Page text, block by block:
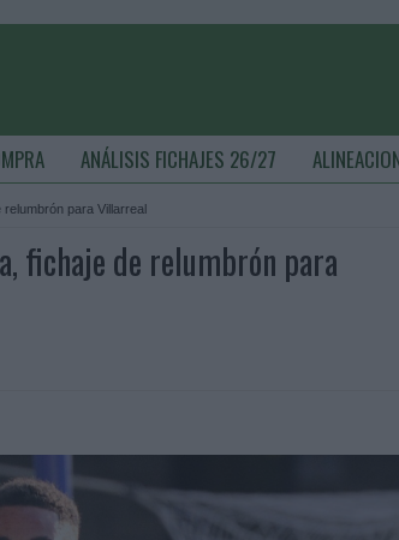
ANÁLISIS FICHAJES 26/27
relumbrón para Villarreal
fichaje de relumbrón para